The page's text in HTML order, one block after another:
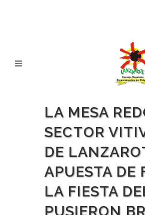
LA MESA
SECTOR
DE
APUESTA DE
LA FIESTA
PUSIERON